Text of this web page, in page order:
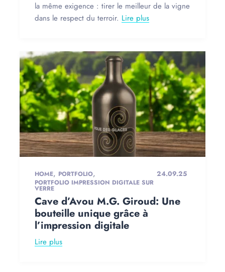
la même exigence : tirer le meilleur de la vigne
dans le respect du terroir. Lire plus
HOME, PORTFOLIO,
PORTFOLIO IMPRESSION DIGITALE SUR
VERRE
24.09.25
Cave d’Avou M.G. Giroud: Une
bouteille unique grâce à
l’impression digitale
Lire plus